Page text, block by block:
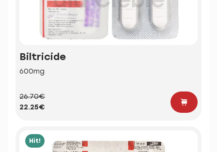
Biltricide
600mg
26.70€
22.25€
Hit!